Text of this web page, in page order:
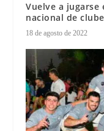
Vuelve a
nacional de
18 de agosto de 2022